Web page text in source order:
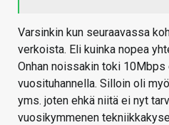
Varsinkin kun seuraavassa
verkoista. Eli kuinka nopea
Onhan noissakin toki
vuosituhannella. Silloin oli
yms. joten ehkä niitä ei nyt
vuosikymmenen